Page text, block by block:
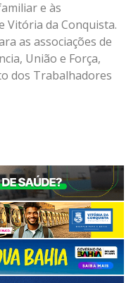
e às
Vitória da Conquista.
as associações de
União e Força,
dos Trabalhadores